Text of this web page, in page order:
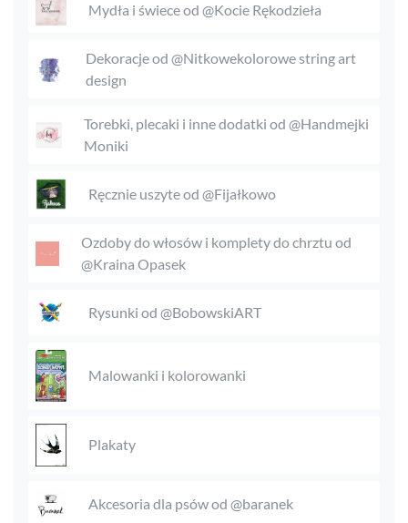
Mydła i świece od @Kocie Rękodzieła
Dekoracje od @Nitkowekolorowe string art
design
Torebki, plecaki i inne dodatki od @Handmejki
Moniki
Ręcznie uszyte od @Fijałkowo
Ozdoby do włosów i komplety do chrztu od
@Kraina Opasek
Rysunki od @BobowskiART
Malowanki i kolorowanki
Plakaty
Akcesoria dla psów od @baranek